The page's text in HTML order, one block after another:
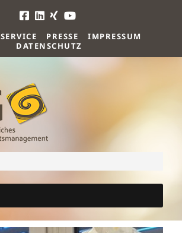
SERVICE PRESSE
IMPRESSUM
DATENSCHUTZ